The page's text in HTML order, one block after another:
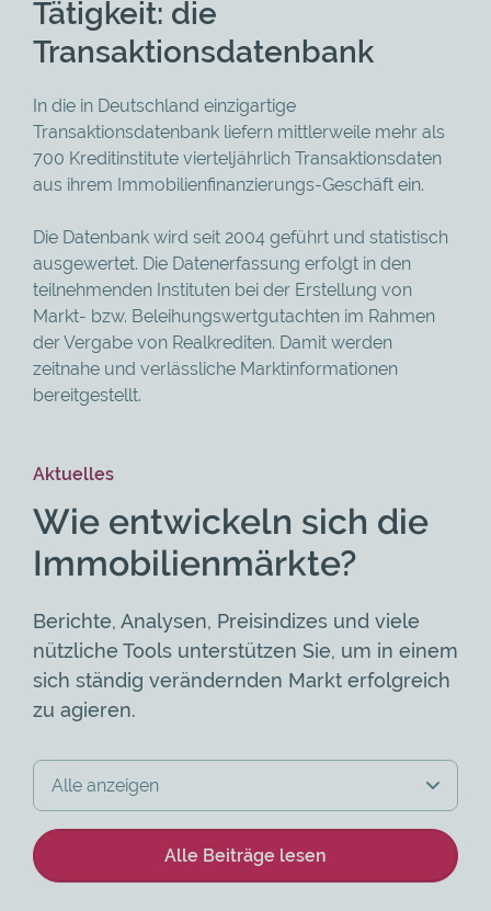
Tätigkeit: die
Transaktionsdatenbank
In die in Deutschland einzigartige
Transaktionsdatenbank liefern mittlerweile mehr als
700 Kreditinstitute vierteljährlich Transaktionsdaten
aus ihrem Immobilienfinanzierungs-Geschäft ein.
Die Datenbank wird seit 2004 geführt und statistisch
ausgewertet. Die Datenerfassung erfolgt in den
teilnehmenden Instituten bei der Erstellung von
Markt- bzw. Beleihungswertgutachten im Rahmen
der Vergabe von Realkrediten. Damit werden
zeitnahe und verlässliche Marktinformationen
bereitgestellt.
Aktuelles
Wie entwickeln sich die
Immobilienmärkte?
Berichte, Analysen, Preisindizes und viele
nützliche Tools unterstützen Sie, um in einem
sich ständig verändernden Markt erfolgreich
zu agieren.
Alle Beiträge lesen